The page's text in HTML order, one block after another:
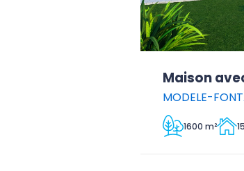
Maison
MODELE-
1600 m²